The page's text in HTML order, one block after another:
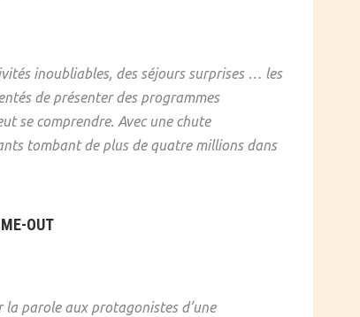
inoubliables, des séjours surprises … les
de présenter des programmes
se comprendre. Avec une chute
tombant de plus de quatre millions dans
OUT
la parole aux protagonistes d’une